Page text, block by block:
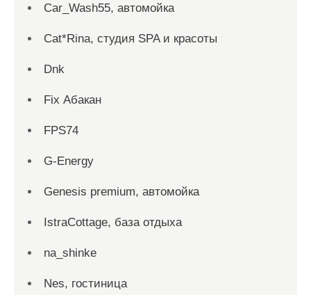
Car_Wash55, автомойка
Cat*Rina, студия SPA и красоты
Dnk
Fix Абакан
FPS74
G-Energy
Genesis premium, автомойка
IstraCottage, база отдыха
na_shinke
Nes, гостиница